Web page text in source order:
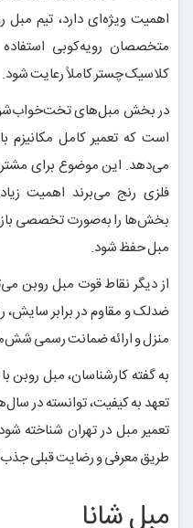
اهمیت ویژه‌ای دارد، تیم
متخصصان رویه‌کوبی
کلاسیک چستر کاملاً رعایت شود.
در بخش مبل‌های تخت‌خواب‌شو
است که تعمیر کامل
می‌دهد. این موضوع برای
فلزی رنج می‌برند اهمیت
بخش‌ها را به‌صورت تخصصی
مبل حفظ شود.
از دیگر نقاط قوت مبل روبن
ضدلک و مقاوم در برابر
منزل و ارائه ضمانت رسمی
به گفته کارشناسان، مبل روبن
تعهد به کیفیت، توانسته در
تعمیر مبل در تهران شناخته
طریق معرفی و رضایت قبلی
مبل شانا